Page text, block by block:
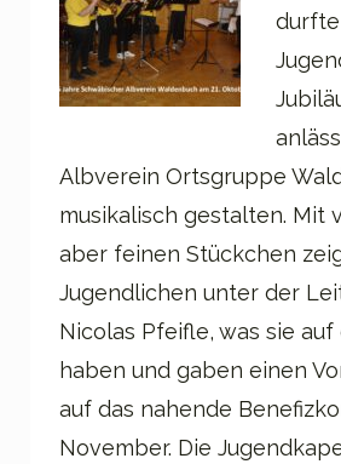
Albverein Ortsgruppe
musikalisch gestalten. Mit
aber feinen Stückchen
Jugendlichen unter der
Nicolas Pfeifle, was sie
haben und gaben einen
auf das nahende
November. Die